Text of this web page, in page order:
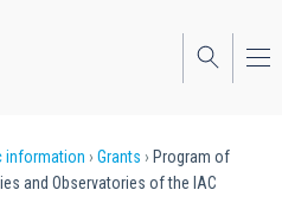
information Grants
Program of
and Observatories of the IAC